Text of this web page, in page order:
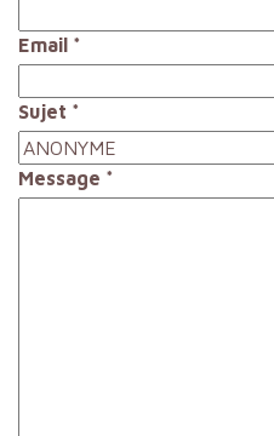
Email *
Sujet *
Message *